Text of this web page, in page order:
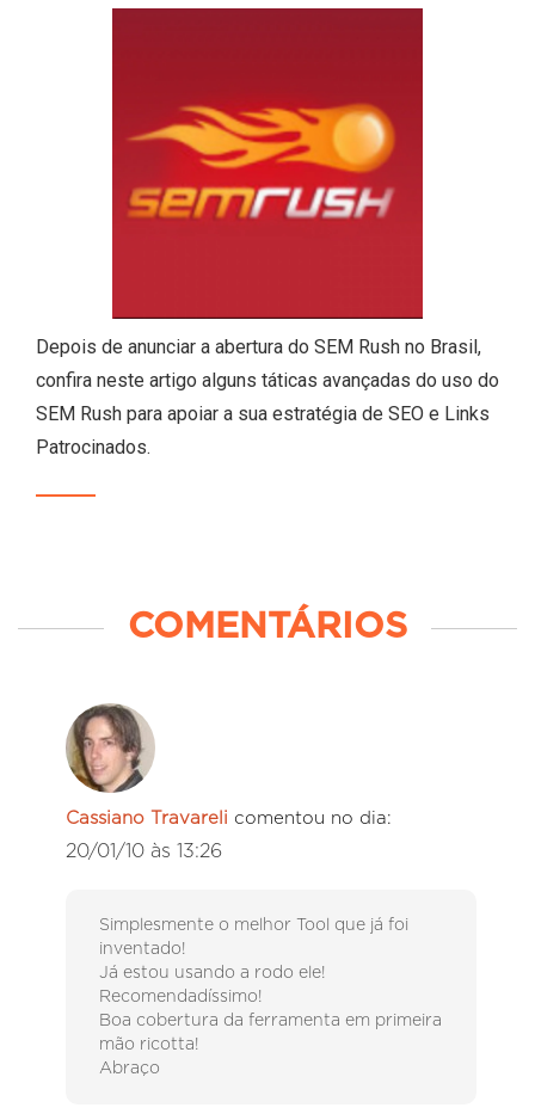
Depois de anunciar a abertura do SEM Rush no Brasil,
confira neste artigo alguns táticas avançadas do uso do
SEM Rush para apoiar a sua estratégia de SEO e Links
Patrocinados.
COMENTÁRIOS
Cassiano Travareli comentou no dia:
20/01/10 às 13:26
Simplesmente o melhor Tool que já foi
inventado!
Já estou usando a rodo ele!
Recomendadíssimo!
Boa cobertura da ferramenta em primeira
mão ricotta!
Abraço